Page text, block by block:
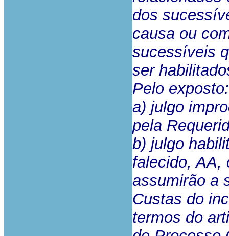
dos
causa ou
sucessíveis
ser
Pelo exposto:
a) julgo
pela
b) julgo
falecido, AA,
assumirão a
Custas do
termos do